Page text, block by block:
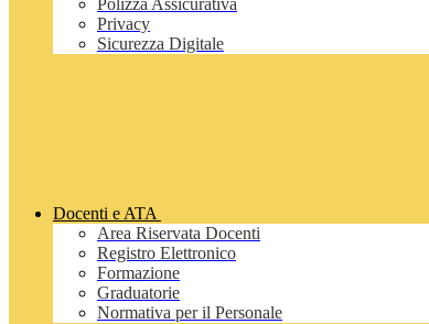
Polizza Assicurativa
Privacy
Sicurezza Digitale
Docenti e ATA
Area Riservata Docenti
Registro Elettronico
Formazione
Graduatorie
Normativa per il Personale